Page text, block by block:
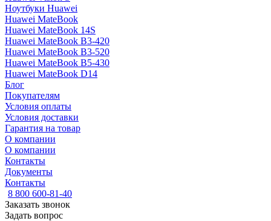
Ноутбуки Huawei
Huawei MateBook
Huawei MateBook 14S
Huawei MateBook B3-420
Huawei MateBook B3-520
Huawei MateBook B5-430
Huawei MateBook D14
Блог
Покупателям
Условия оплаты
Условия доставки
Гарантия на товар
О компании
О компании
Контакты
Документы
Контакты
8 800 600-81-40
Заказать звонок
Задать вопрос